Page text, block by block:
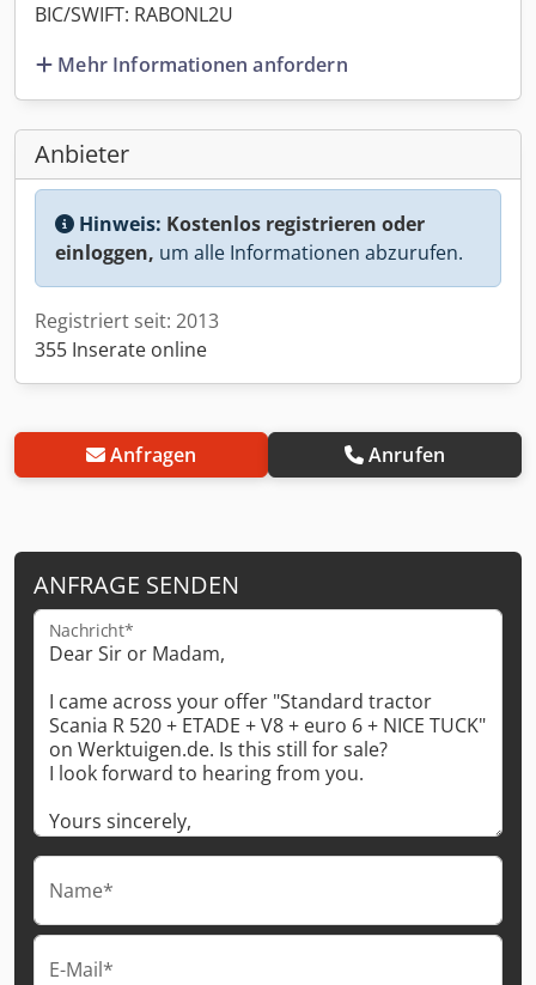
BIC/SWIFT: RABONL2U
Mehr Informationen anfordern
Anbieter
Hinweis: Kostenlos registrieren oder
einloggen, um alle Informationen abzurufen.
Registriert seit: 2013
355 Inserate online
Anfragen Anrufen
ANFRAGE SENDEN
Nachricht*
Name*
E-Mail*